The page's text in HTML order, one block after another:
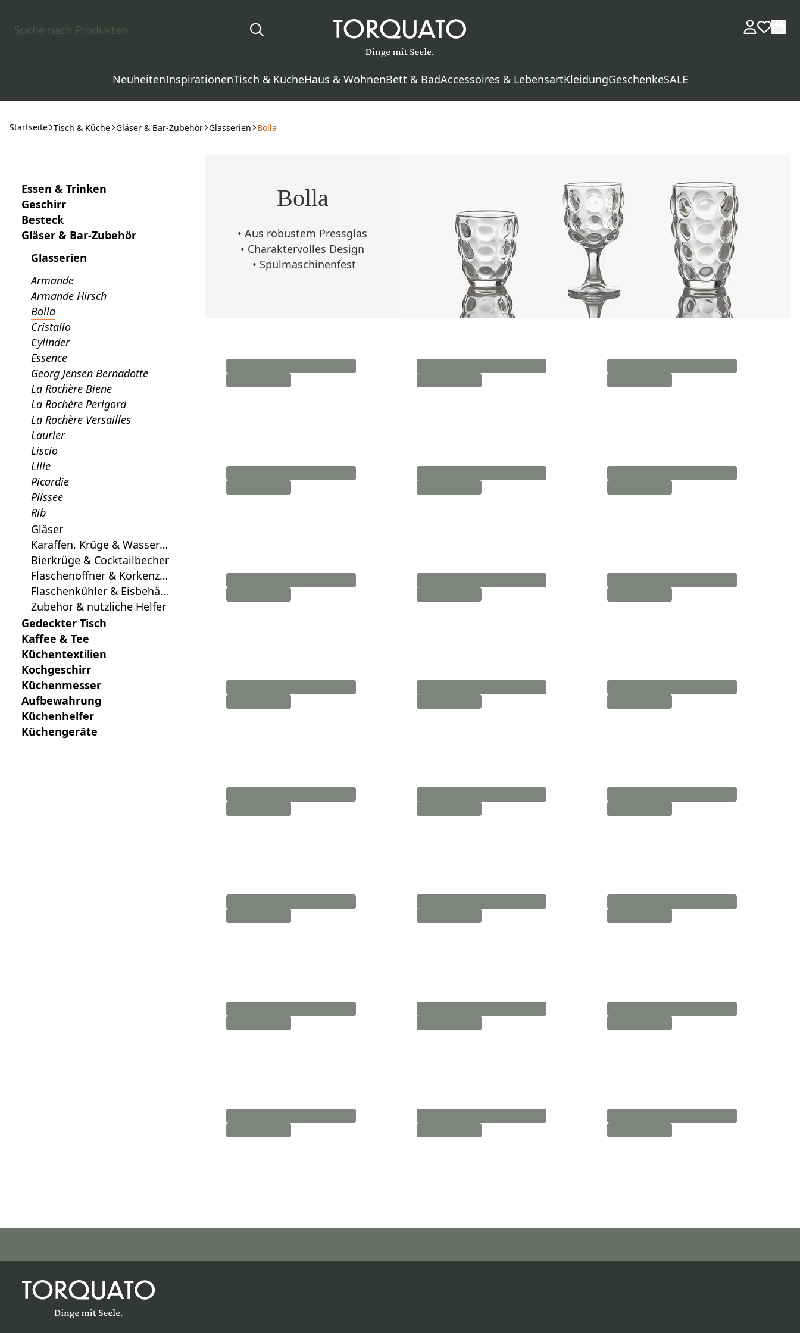
NeuheitenInspirationenTisch & KücheHaus & WohnenBett & BadAccessoires & LebensartKleidungGeschenkeSALE
Startseite Tisch & Küche Gläser & Bar-Zubehör Glasserien Bolla
Essen & Trinken
Geschirr
Besteck
Gläser & Bar-Zubehör
Glasserien
Armande
Armande Hirsch
Bolla
Cristallo
Cylinder
Essence
Georg Jensen Bernadotte
La Rochère Biene
La Rochère Perigord
La Rochère Versailles
Laurier
Liscio
Lilie
Picardie
Plissee
Rib
Gläser
Karaffen, Krüge & Wasserfl
aschen
Bierkrüge & Cocktailbecher
Flaschenöffner & Korkenzie
her
Flaschenkühler & Eisbehält
er
Zubehör & nützliche Helfer
Gedeckter Tisch
Kaffee & Tee
Küchentextilien
Kochgeschirr
Küchenmesser
Aufbewahrung
Küchenhelfer
Küchengeräte
Bolla
• Aus robustem Pressglas
• Charaktervolles Design
• Spülmaschinenfest